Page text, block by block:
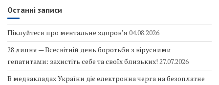
Останні записи
Піклуйтеся про ментальне здоров’я 04.08.2026
28 липня — Всесвітній день боротьби з вірусними
гепатитами: захистіть себе та своїх близьких! 27.07.2026
В медзакладах України діє електронна черга на безоплатне